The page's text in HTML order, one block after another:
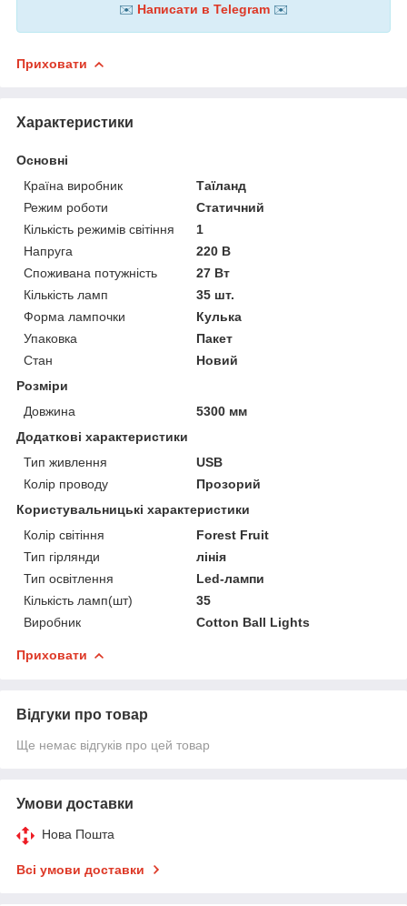
✉️ Написати в Telegram ✉️
Приховати
Характеристики
Основні
Країна виробник
Таїланд
Режим роботи
Статичний
Кількість режимів світіння
1
Напруга
220 В
Споживана потужність
27 Вт
Кількість ламп
35 шт.
Форма лампочки
Кулька
Упаковка
Пакет
Стан
Новий
Розміри
Довжина
5300 мм
Додаткові характеристики
Тип живлення
USB
Колір проводу
Прозорий
Користувальницькі характеристики
Колір світіння
Forest Fruit
Тип гірлянди
лінія
Тип освітлення
Led-лампи
Кількість ламп(шт)
35
Виробник
Cotton Ball Lights
Приховати
Відгуки про товар
Ще немає відгуків про цей товар
Умови доставки
Нова Пошта
Всі умови доставки